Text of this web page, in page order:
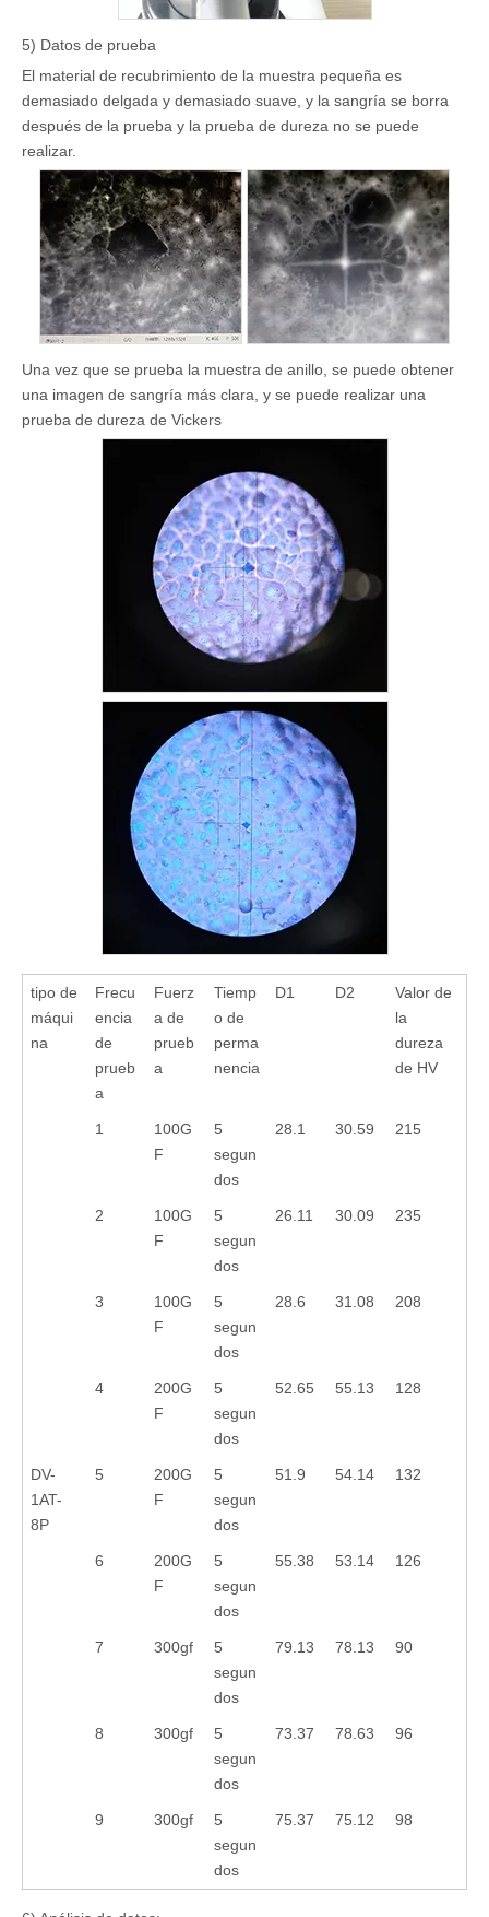
5) Datos de prueba
El material de recubrimiento de la muestra pequeña es
demasiado delgada y demasiado suave, y la sangría se borra
después de la prueba y la prueba de dureza no se puede
realizar.
Una vez que se prueba la muestra de anillo, se puede obtener
una imagen de sangría más clara, y se puede realizar una
prueba de dureza de Vickers
tipo de
máqui
na
Frecu
encia
de
prueb
a
Fuerz
a de
prueb
a
Tiemp
o de
perma
nencia
D1 D2
Valor de
la
dureza
de HV
DV-
1AT-
8P
1
100G
F
5
segun
dos
28.1 30.59 215
2
100G
F
5
segun
dos
26.11 30.09 235
3
100G
F
5
segun
dos
28.6 31.08 208
4
200G
F
5
segun
dos
52.65 55.13 128
5
200G
F
5
segun
dos
51.9 54.14 132
6
200G
F
5
segun
dos
55.38 53.14 126
7 300gf
5
segun
dos
79.13 78.13 90
8 300gf
5
segun
dos
73.37 78.63 96
9 300gf
5
segun
dos
75.37 75.12 98